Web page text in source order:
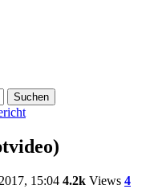
Suchen
15:04 4.2k Views 4